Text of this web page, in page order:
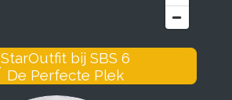
StarOutfit bij SBS 6
De Perfecte Plek